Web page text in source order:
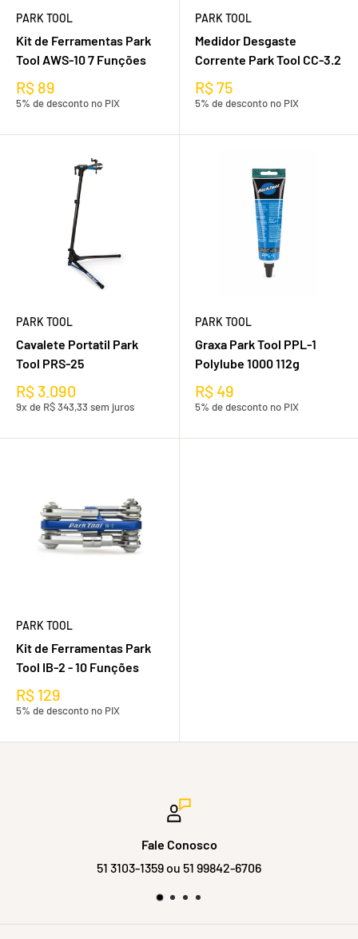
PARK TOOL
Kit de Ferramentas Park
Tool AWS-10 7 Funções
R$ 89
5% de desconto no PIX
PARK TOOL
Medidor Desgaste
Corrente Park Tool CC-3.2
R$ 75
5% de desconto no PIX
PARK TOOL
Cavalete Portatil Park
Tool PRS-25
R$ 3.090
9x de R$ 343,33 sem juros
PARK TOOL
Graxa Park Tool PPL-1
Polylube 1000 112g
R$ 49
5% de desconto no PIX
PARK TOOL
Kit de Ferramentas Park
Tool IB-2 - 10 Funções
R$ 129
5% de desconto no PIX